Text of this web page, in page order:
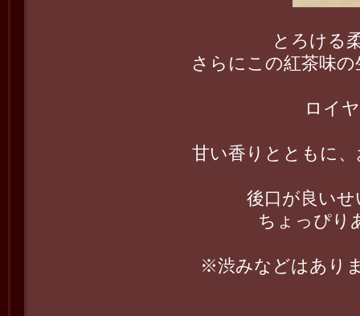
とろける
さらにこの紅茶味
ロイ
甘い香りとともに
後口が良い
ちょっぴり
※渋みなどはあり